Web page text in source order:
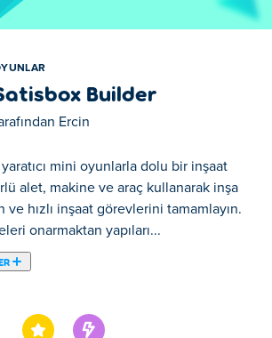
Builder
Ercin
mini oyunlarla dolu bir inşaat
alet, makine ve araç kullanarak inşa
ve hızlı inşaat görevlerini tamamlayın.
onarmaktan yapıları...
ve hızlı inşaat görevlerini tamamlayın.